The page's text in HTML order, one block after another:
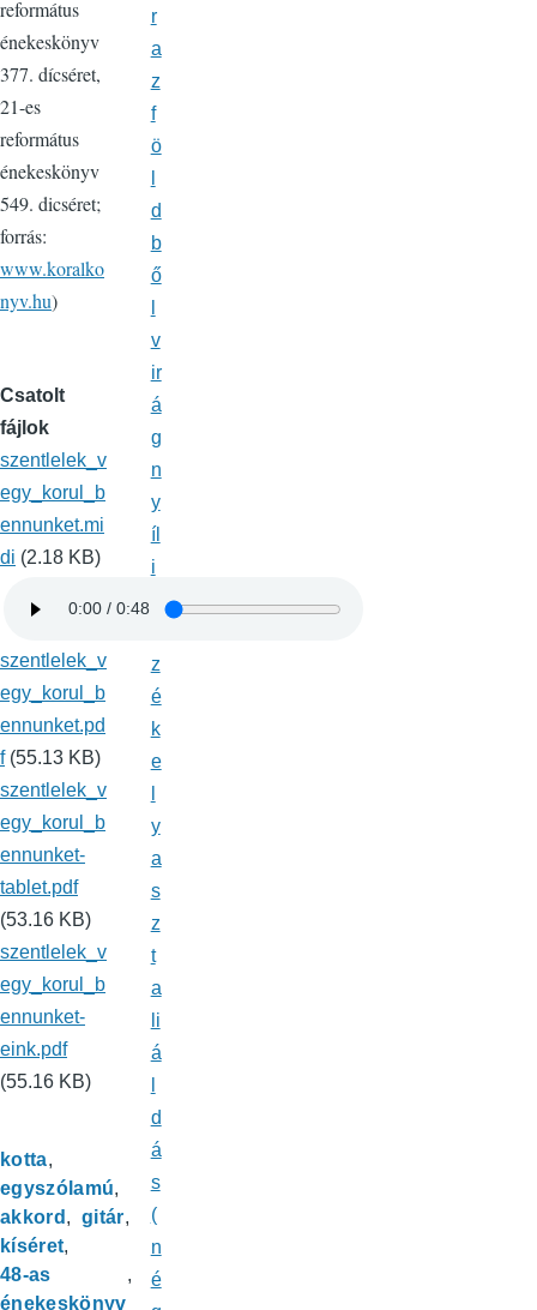
református
énekeskönyv
377. dícséret,
21-es
református
énekeskönyv
549. dicséret;
forrás:
www.koralko
nyv.hu)
Csatolt
fájlok
szentlelek_v
egy_korul_b
ennunket.mi
di (2.18 KB)
szentlelek_v
egy_korul_b
ennunket.pd
f (55.13 KB)
szentlelek_v
egy_korul_b
ennunket-
tablet.pdf
(53.16 KB)
szentlelek_v
egy_korul_b
ennunket-
eink.pdf
(55.16 KB)
kotta
egyszólamú
akkord
gitár
kíséret
48-as
énekeskönyv
r
a
z
f
ö
d
b
ő
v
ir
á
g
n
y
íl
i
z
é
k
e
y
a
s
z
t
a
li
á
d
á
s
(
n
é